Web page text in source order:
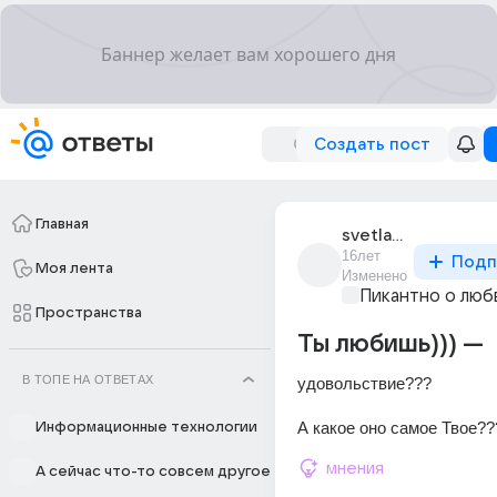
Создать пост
Главная
Моя лента
Пространства
В ТОПЕ НА ОТВЕТАХ
Информационные технологии
А сейчас что-то совсем другое
svetlana_oooooo
16лет
Изменено
Пикантно о
Ты любишь))) ---
удовольствие???
А какое оно самое
мнения